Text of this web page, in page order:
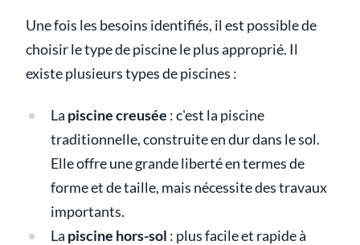
Une fois les besoins identifiés, il est possible de
choisir le type de piscine le plus approprié. Il
existe plusieurs types de piscines :
La piscine creusée : c'est la piscine
traditionnelle, construite en dur dans le sol.
Elle offre une grande liberté en termes de
forme et de taille, mais nécessite des travaux
importants.
La piscine hors-sol : plus facile et rapide à